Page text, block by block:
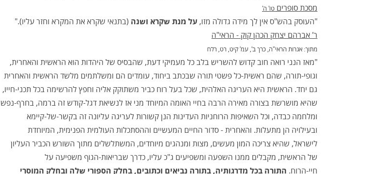
מסכת סופרים טו′ ה′
"העוסק בהש"ס אין לך מידה גדולה מזו, על מנת שקרא ושנה (בתנאי שקרא את המקרא וחזר עליו)."
ר′ אברהם יצחק הכהן קוק - הראי"ה
מתוך: אגרות הראי"ה, כרך ב′, עמ′ קיט, רט, רלח
"מאז הנני רואה חוב קדוש להשריש בלב כל מעמיקי דעת, שהבסיס של היהדות הוא הראשית והאחרית,
וגופי-תורה, שהם ראשית-כל פשטי תורה שבכתב ביחוד, עומדים הם ומשלתמים מלשד הראשית והאחרית
גם יחד. הראשית היא העריגה האלהית, שכל בעל רוח כביר משתוקק אליה וחפץ להרשימה בכל תכני-חייו,
שהיא מושרשת בצורה מאירה הרבה בחיי האומה המיוחד מני אז לנשיאת דגל-קודש זה ברמה, בחרף-נפש
ומלחמה כבדה, וכל השאיפות הרוחניות העדינות הנן קשורות לעריגה עליונה זה בקשר-של-קיימא
ובעילויה הן מתעלות. והאחרית - סדור החיים המעשיים וההסתכלות העולמית הפנימית, המיוחדת
לישראל, שהיא צריכה המון מעשים, מצות ומנהגים מיוחדים, המשתלשלים מתוך השורש הכביר העליון
של הראשית, מקבלים ממנו השפעה ומשפיעים ג"כ עליו, כדרך שבריאות-הגוף משפיעה על
חיי-הרוח. התורה בכל מדרגותיה, בתורה נביאים וכתובים, בחלק הספורי שלה ובחלק המוסרי